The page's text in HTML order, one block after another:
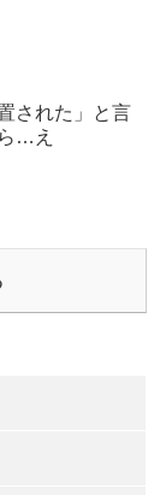
された」と言
…え